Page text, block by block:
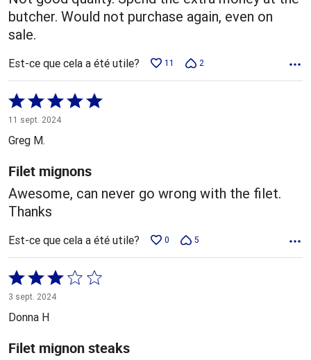
butcher. Would not purchase again, even on
sale.
Est-ce que cela a été utile? 11 2
Coté
5 sur
5
11 sept. 2024
Greg M.
Filet mignons
Awesome, can never go wrong with the filet.
Thanks
Est-ce que cela a été utile? 0 5
Coté
3 sur
5
3 sept. 2024
Donna H
Filet mignon steaks